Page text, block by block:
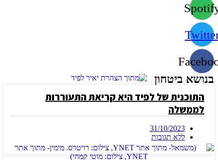
בנושא ביטחון
התוכנית של לפיד היא קריאת התעוררות
לממשלה
31/10/2023
ללא תגובות